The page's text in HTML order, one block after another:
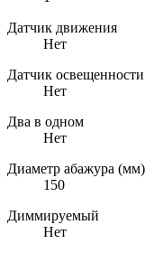
Датчик движения
Нет
Датчик освещенности
Нет
Два в одном
Нет
Диаметр абажура (мм)
150
Диммируемый
Нет